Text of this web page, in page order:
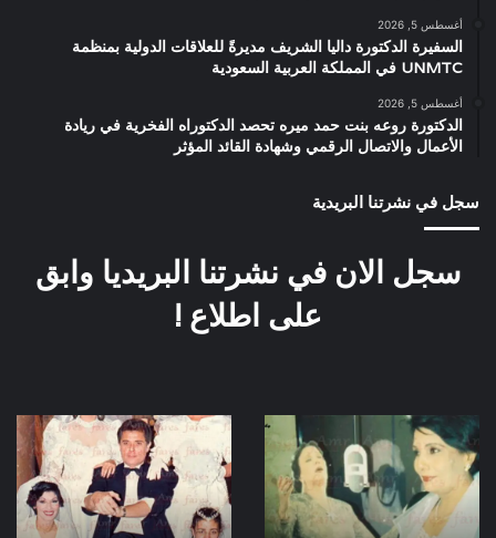
أغسطس 5, 2026
السفيرة الدكتورة داليا الشريف مديرةً للعلاقات الدولية بمنظمة
UNMTC في المملكة العربية السعودية
أغسطس 5, 2026
الدكتورة روعه بنت حمد ميره تحصد الدكتوراه الفخرية في ريادة
الأعمال والاتصال الرقمي وشهادة القائد المؤثر
سجل في نشرتنا البريدية
سجل الان في نشرتنا البريديا وابق
على اطلاع !
العرض
الخاص
لفيلم
كوكب
الشرق
فيلم
سيداتي
آنساتي
انتاج
سنة